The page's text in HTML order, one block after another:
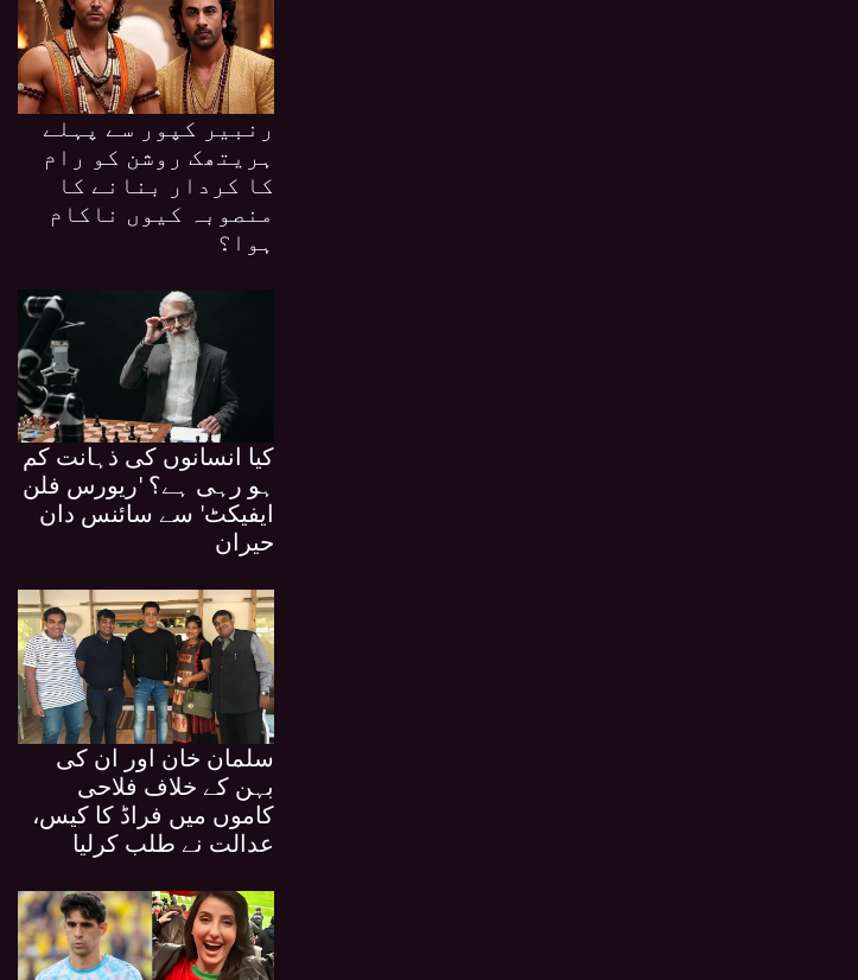
رنبیر کپور سے پہلے
ہریتھک روشن کو رام
کا کردار بنانے کا
منصوبہ کیوں ناکام
ہوا؟
کیا انسانوں کی ذہانت کم
ہو رہی ہے؟ 'ریورس فلن
ایفیکٹ' سے سائنس دان
حیران
سلمان خان اور ان کی
بہن کے خلاف فلاحی
کاموں میں فراڈ کا کیس،
عدالت نے طلب کرلیا